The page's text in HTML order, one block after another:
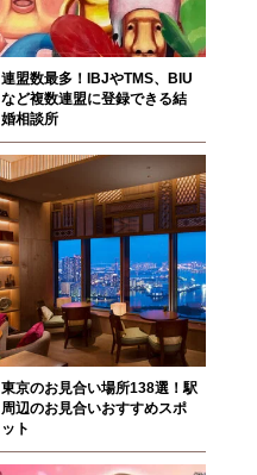
連盟数最多！IBJやTMS、BIU
など複数連盟に登録できる結
婚相談所
東京のお見合い場所138選！駅
周辺のお見合いおすすめスポ
ット